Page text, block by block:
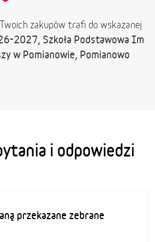
zakupów trafi do wskazanej
2027, Szkoła Podstawowa Im
w Pomianowie, Pomianowo
i odpowiedzi
przekazane zebrane